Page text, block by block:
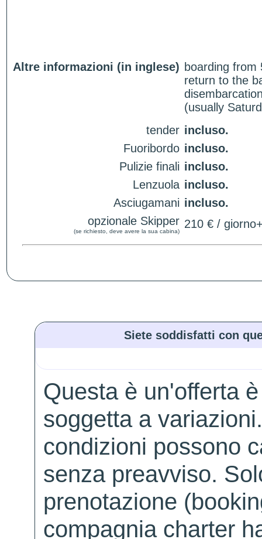
Altre informazioni (in inglese) boarding from
return to the
(usually
tender incluso.
Fuoribordo incluso.
Pulizie finali incluso.
Lenzuola incluso.
Asciugamani incluso.
opzionale Skipper
(se richiesto, deve avere la sua cabina)
210 € /
Siete soddisfatti con
Questa è un'offerta
soggetta a
condizioni possono
senza preavviso.
prenotazione
compagnia charter